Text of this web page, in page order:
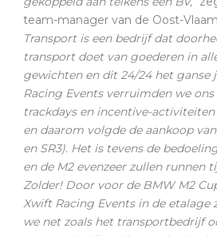
team-manager van de Oost-
Transport is een bedrijf dat
transport doet van goederen in
gewichten en dit 24/24 het ganse
Racing Events verruimden we
trackdays en incentive-
en daarom volgde de aankoop van
en SR3). Het is tevens de
en de M2 evenzeer zullen runnen
Zolder! Door voor de BMW M2
Xwift Racing Events in de etalage
we net zoals het transportbedrijf